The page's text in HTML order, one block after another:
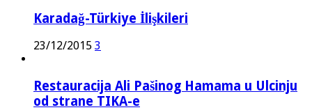
Karadağ-Türkiye İlişkileri
23/12/2015 3
Restauracija Ali Pašinog Hamama u Ulcinju
od strane TIKA-e